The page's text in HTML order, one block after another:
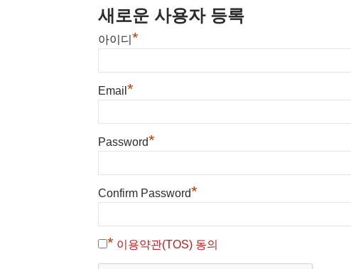
새로운 사용자 등록
아이디 *
Email *
Password*
Confirm Password*
* 이용약관(TOS) 동의